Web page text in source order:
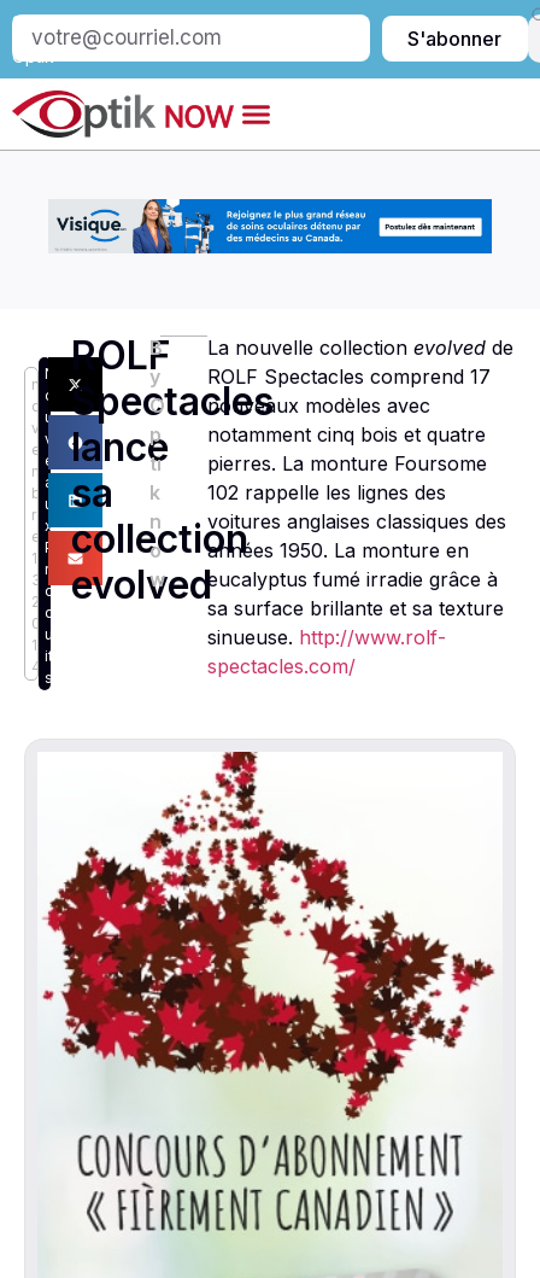
S’abonner
Optik
S'abonner
n
o
v
e
m
b
r
e
1
3,
2
0
1
4
N
o
u
v
e
a
u
x
P
r
o
d
u
it
s
ROLF
Spectacles
lance
sa
collection
evolved
B
y
O
p
ti
k
n
o
w
La nouvelle collectionevolved de
ROLF Spectacles comprend 17
nouveaux modèles avec
notamment cinq bois et quatre
pierres. La monture Foursome
102 rappelle les lignes des
voitures anglaises classiques des
années 1950. La monture en
eucalyptus fumé irradie grâce à
sa surface brillante et sa texture
sinueuse. http://www.rolf-
spectacles.com/